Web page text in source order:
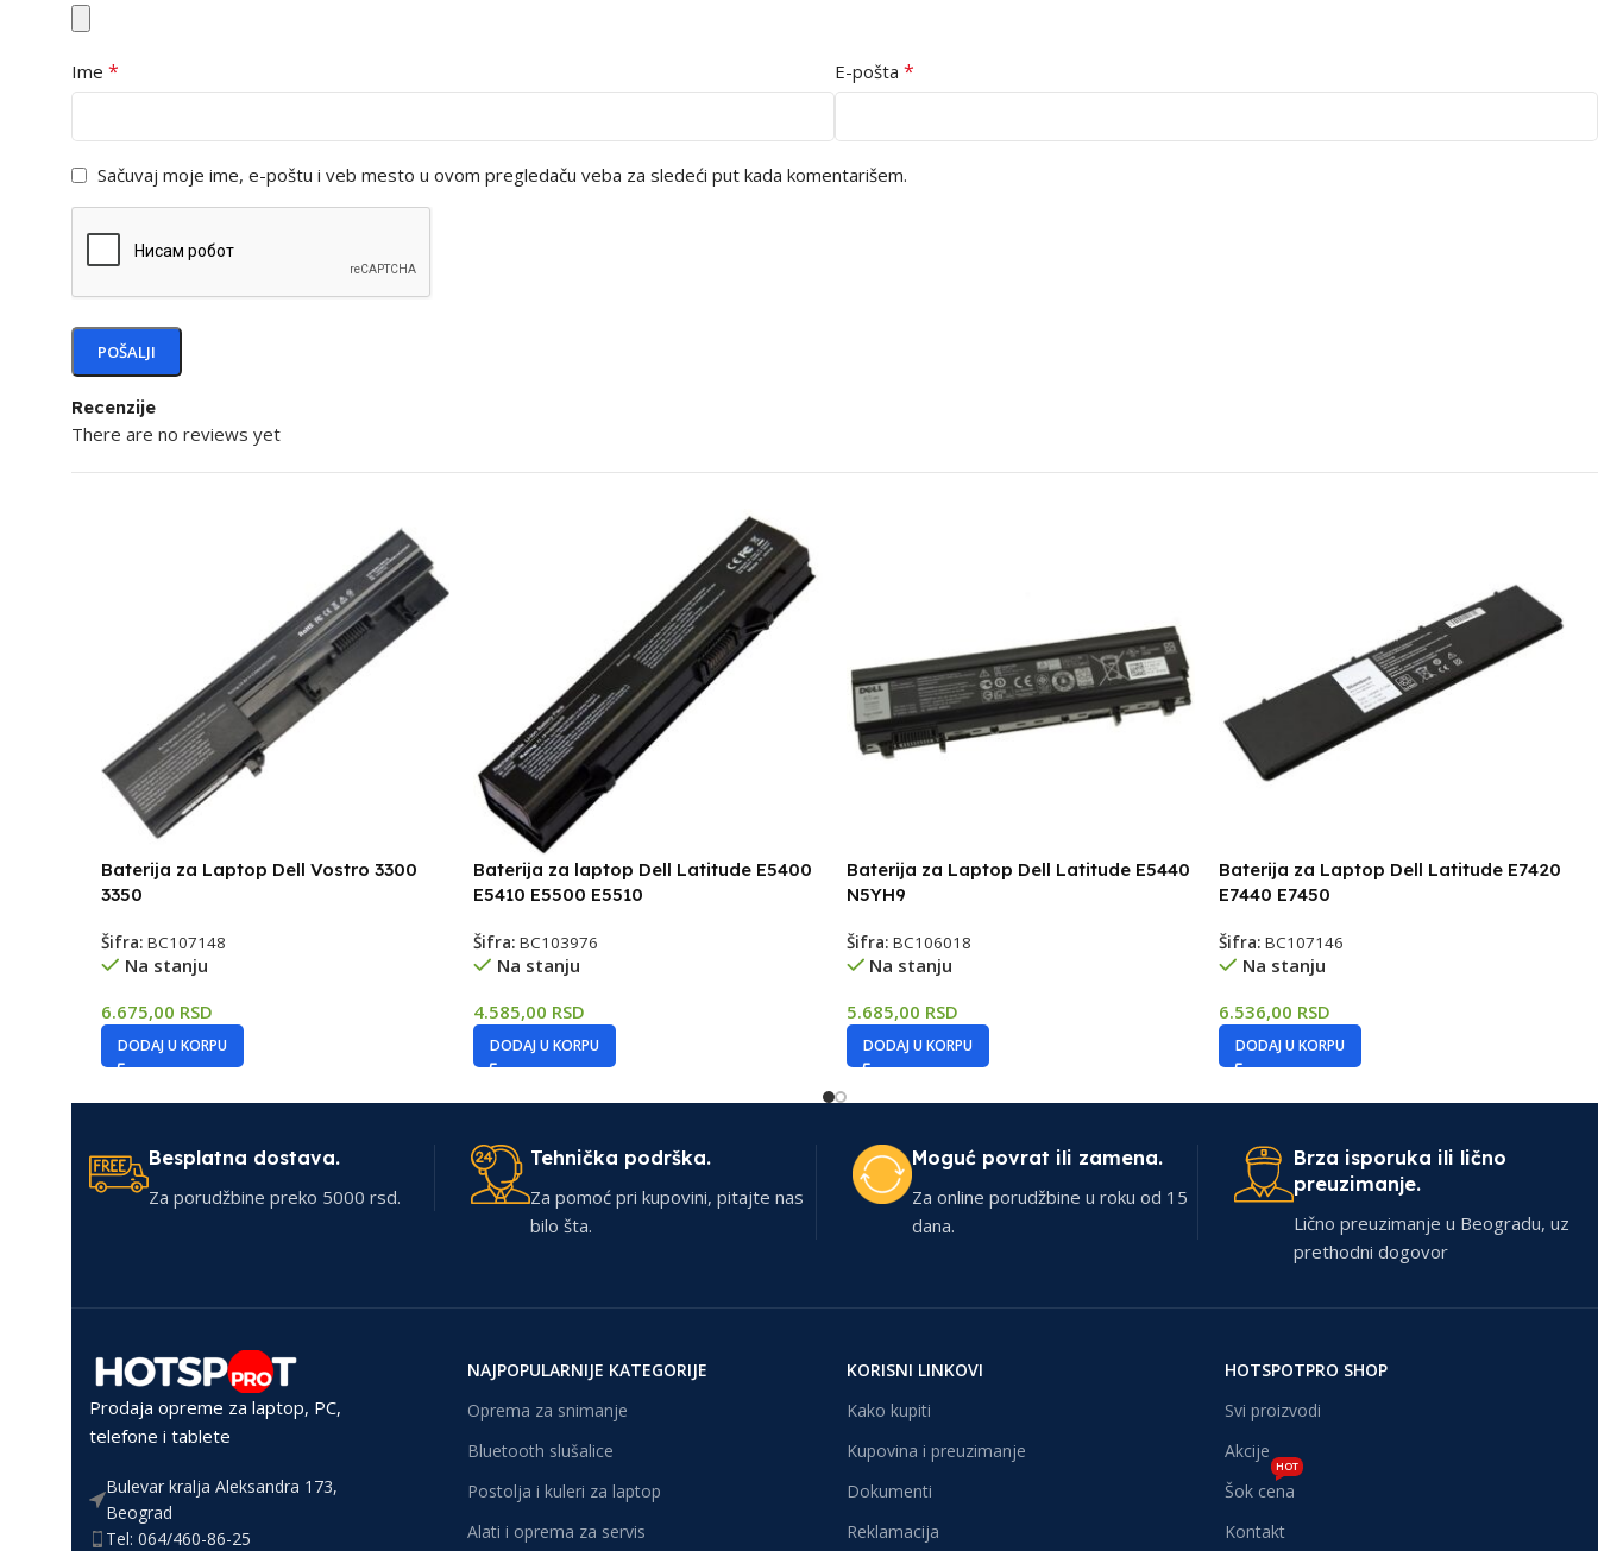
Recenzije
There are no reviews yet
Ime * E-pošta *
Sačuvaj moje ime, e-poštu i veb mesto u ovom pregledaču veba za sledeći put kada komentarišem.
Baterija za Laptop Dell Vostro 3300
3350
Šifra: BC107148
Na stanju
6.675,00 RSD
DODAJ U KORPU
Baterija za laptop Dell Latitude E5400
E5410 E5500 E5510
Šifra:BC103976
Na stanju
4.585,00 RSD
DODAJ U KORPU
Baterija za Laptop Dell Latitude E5440
N5YH9
Šifra: BC106018
Na stanju
5.685,00 RSD
DODAJ U KORPU
Baterija za Laptop Dell Latitude E7420
E7440 E7450
Šifra:BC107146
Na stanju
6.536,00 RSD
DODAJ U KORPU
Besplatna dostava.
Za porudžbine preko 5000 rsd.
Tehnička podrška.
Za pomoć pri kupovini, pitajte nas
bilo šta.
Moguć povrat ili zamena.
Za online porudžbine u roku od 15
dana.
Brza isporuka ili lično
preuzimanje.
Lično preuzimanje u Beogradu, uz
prethodni dogovor
Prodaja opreme za laptop, PC,
telefone i tablete
Bulevar kralja Aleksandra 173,
Beograd
Tel: 064/460-86-25
NAJPOPULARNIJE KATEGORIJE
Oprema za snimanje
Bluetooth slušalice
Postolja i kuleri za laptop
Alati i oprema za servis
KORISNI LINKOVI
Kako kupiti
Kupovina i preuzimanje
Dokumenti
Reklamacija
HOTSPOTPRO SHOP
Svi proizvodi
Akcije
Šok cena
HOT
Kontakt